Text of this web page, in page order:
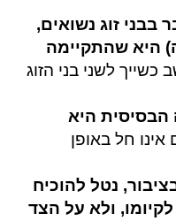
בבני זוג נשואים,
היא שהתקיימה
כשייך לשני בני הזוג
הבסיסית היא
אינו חל באופן
נטל להוכיח
ולא על הצד